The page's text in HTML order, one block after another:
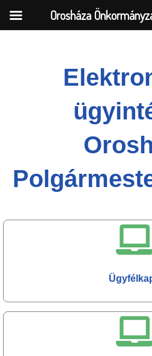
Orosháza